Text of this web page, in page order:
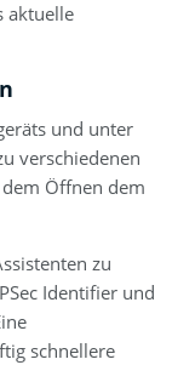
aktuelle
und unter
verschiedenen
Öffnen dem
zu
Identifier und
schnellere